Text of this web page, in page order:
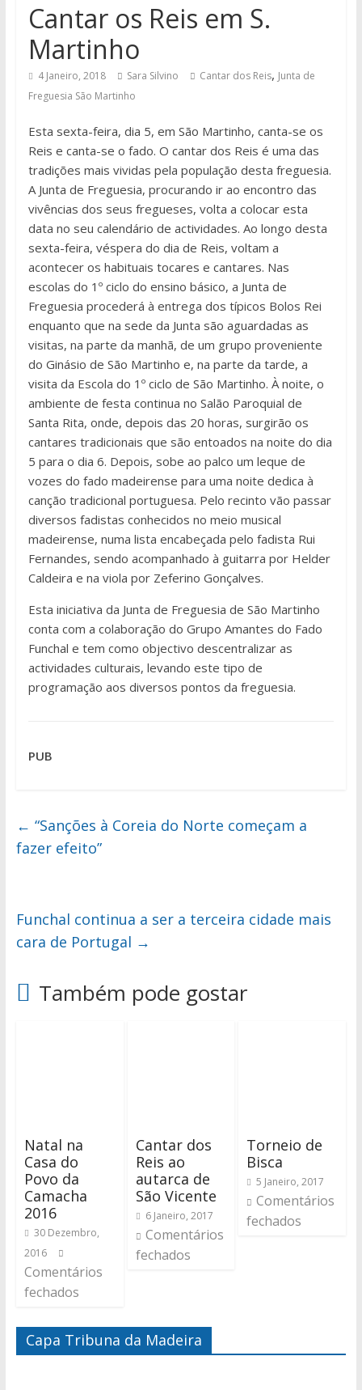
Cantar os Reis em S.
Martinho
4 Janeiro, 2018 Sara Silvino Cantar dos Reis, Junta de
Freguesia São Martinho
Esta sexta-feira, dia 5, em São Martinho, canta-se os
Reis e canta-se o fado. O cantar dos Reis é uma das
tradições mais vividas pela população desta freguesia.
A Junta de Freguesia, procurando ir ao encontro das
vivências dos seus fregueses, volta a colocar esta
data no seu calendário de actividades. Ao longo desta
sexta-feira, véspera do dia de Reis, voltam a
acontecer os habituais tocares e cantares. Nas
escolas do 1º ciclo do ensino básico, a Junta de
Freguesia procederá à entrega dos típicos Bolos Rei
enquanto que na sede da Junta são aguardadas as
visitas, na parte da manhã, de um grupo proveniente
do Ginásio de São Martinho e, na parte da tarde, a
visita da Escola do 1º ciclo de São Martinho. À noite, o
ambiente de festa continua no Salão Paroquial de
Santa Rita, onde, depois das 20 horas, surgirão os
cantares tradicionais que são entoados na noite do dia
5 para o dia 6. Depois, sobe ao palco um leque de
vozes do fado madeirense para uma noite dedica à
canção tradicional portuguesa. Pelo recinto vão passar
diversos fadistas conhecidos no meio musical
madeirense, numa lista encabeçada pelo fadista Rui
Fernandes, sendo acompanhado à guitarra por Helder
Caldeira e na viola por Zeferino Gonçalves.
Esta iniciativa da Junta de Freguesia de São Martinho
conta com a colaboração do Grupo Amantes do Fado
Funchal e tem como objectivo descentralizar as
actividades culturais, levando este tipo de
programação aos diversos pontos da freguesia.
PUB
← “Sanções à Coreia do Norte começam a
fazer efeito”
Funchal continua a ser a terceira cidade mais
cara de Portugal →
Também pode gostar
Natal na
Casa do
Povo da
Camacha
2016
30 Dezembro,
2016
Comentários
fechados
Cantar dos
Reis ao
autarca de
São Vicente
6 Janeiro, 2017
Comentários
fechados
Torneio de
Bisca
5 Janeiro, 2017
Comentários
fechados
Capa Tribuna da Madeira